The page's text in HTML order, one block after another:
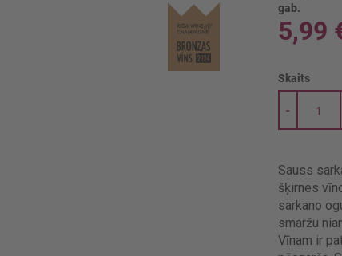
gab.
5,99
Skaits
-
Sauss
šķirnes
sarkano
smaržu
Vīnam ir